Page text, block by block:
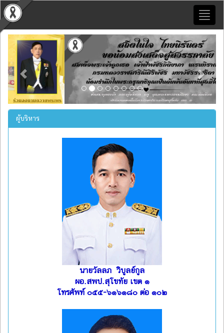
Previous Next
ผู้บริหาร
นายวัลลภ วิบูลย์กูล
ผอ.สพป.สุโขทัย เขต ๑
โทรศัพท์ ๐๕๕-๖๑๖๑๘๐ ต่อ ๑๐๒